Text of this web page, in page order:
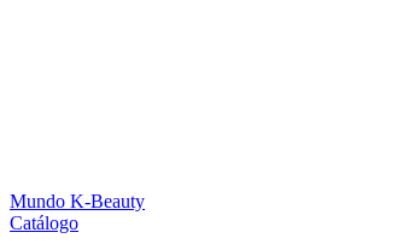
Mundo K-Beauty
Catálogo